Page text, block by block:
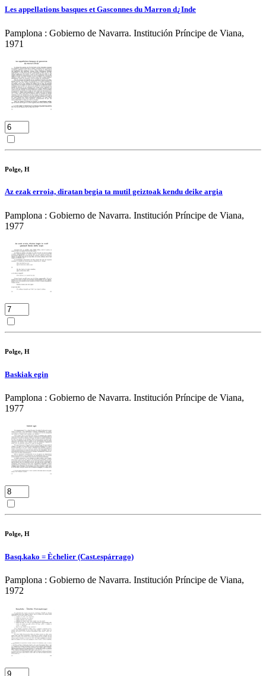
Les appellations basques et Gasconnes du Marron d¿Inde
Pamplona : Gobierno de Navarra. Institución Príncipe de Viana,
1971
Polge, H
Az ezak erroia, diratan begia ta mutil geiztoak kendu deike argia
Pamplona : Gobierno de Navarra. Institución Príncipe de Viana,
1977
Polge, H
Baskiak egin
Pamplona : Gobierno de Navarra. Institución Príncipe de Viana,
1977
Polge, H
Basq.kako = Èchelier (Cast.espárrago)
Pamplona : Gobierno de Navarra. Institución Príncipe de Viana,
1972